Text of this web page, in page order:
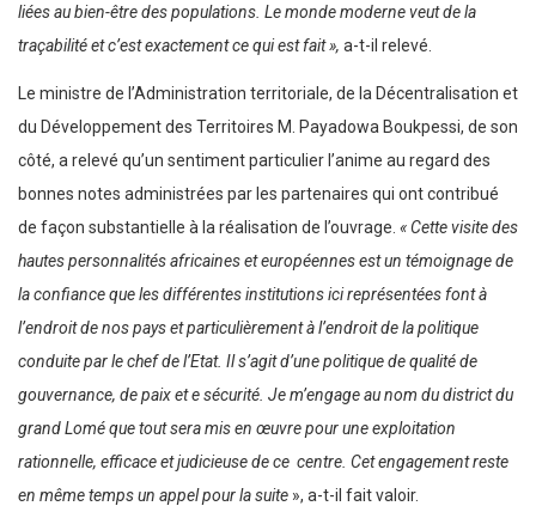
liées au bien-être des populations. Le monde moderne veut de la
traçabilité et c’est exactement ce qui est fait », a-t-il relevé.
Le ministre de l’Administration territoriale, de la Décentralisation et
du Développement des Territoires M. Payadowa Boukpessi, de son
côté, a relevé qu’un sentiment particulier l’anime au regard des
bonnes notes administrées par les partenaires qui ont contribué
de façon substantielle à la réalisation de l’ouvrage. « Cette visite des
hautes personnalités africaines et européennes est un témoignage de
la confiance que les différentes institutions ici représentées font à
l’endroit de nos pays et particulièrement à l’endroit de la politique
conduite par le chef de l’Etat. Il s’agit d’une politique de qualité de
gouvernance, de paix et e sécurité. Je m’engage au nom du district du
grand Lomé que tout sera mis en œuvre pour une exploitation
rationnelle, efficace et judicieuse de ce centre. Cet engagement reste
en même temps un appel pour la suite », a-t-il fait valoir.